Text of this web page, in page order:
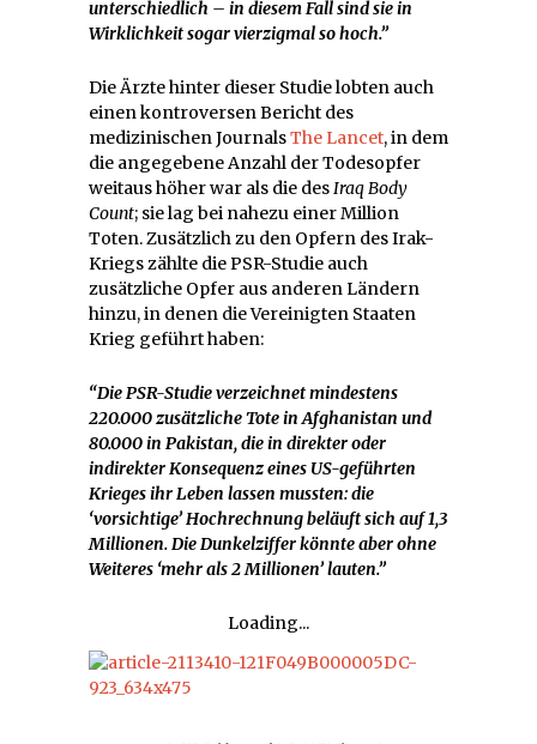
unterschiedlich – in diesem Fall sind sie in
Wirklichkeit sogar vierzigmal so hoch.”
Die Ärzte hinter dieser Studie lobten auch
einen kontroversen Bericht des
medizinischen JournalsThe Lancet, in dem
die angegebene Anzahl der Todesopfer
weitaus höher war als die desIraq Body
Count; sie lag bei nahezu einer Million
Toten. Zusätzlich zu den Opfern des Irak-
Kriegs zählte die PSR-Studie auch
zusätzliche Opfer aus anderen Ländern
hinzu, in denen die Vereinigten Staaten
Krieg geführt haben:
“Die PSR-Studie verzeichnet mindestens
220.000 zusätzliche Tote in Afghanistan und
80.000 in Pakistan, die in direkter oder
indirekter Konsequenz eines US-geführten
Krieges ihr Leben lassen mussten: die
‘vorsichtige’ Hochrechnung beläuft sich auf 1,3
Millionen. Die Dunkelziffer könnte aber ohne
Weiteres ‘mehr als 2 Millionen’ lauten.”
Loading...